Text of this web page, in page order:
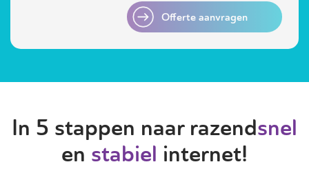
Offerte aanvragen
In 5 stappen naar razendsnel
en stabiel internet!